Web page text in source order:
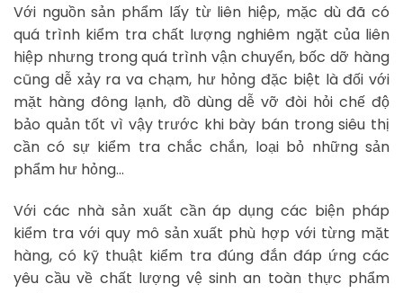
Với nguồn sản phẩm lấy từ liên hiệp, mặc dù đã có
quá trình kiểm tra chất lượng nghiêm ngặt của liên
hiệp nhưng trong quá trình vận chuyển, bốc dỡ hàng
cũng dễ xảy ra va chạm, hư hỏng đặc biệt là đối với
mặt hàng đông lạnh, đồ dùng dễ vỡ đòi hỏi chế độ
bảo quản tốt vì vậy trước khi bày bán trong siêu thị
cần có sự kiểm tra chắc chắn, loại bỏ những sản
phẩm hư hỏng…
Với các nhà sản xuất cần áp dụng các biện pháp
kiểm tra với quy mô sản xuất phù hợp với từng mặt
hàng, có kỹ thuật kiểm tra đúng đắn đáp ứng các
yêu cầu về chất lượng vệ sinh an toàn thực phẩm